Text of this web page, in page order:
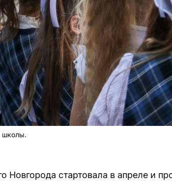
школы.
Новгорода стартовала в апреле и